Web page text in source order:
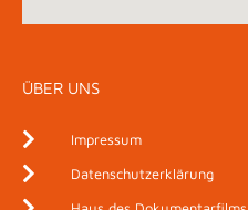
ÜBER UNS
Impressum
Datenschutzerklärung